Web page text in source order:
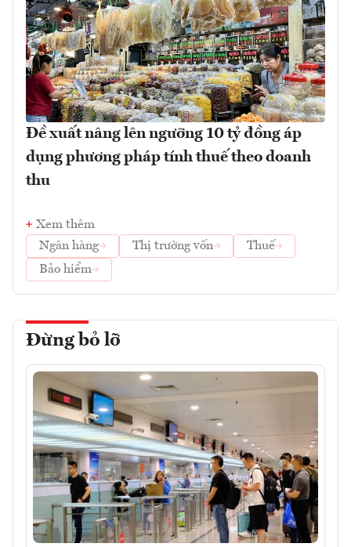
Đề xuất nâng lên ngưỡng 10 tỷ đồng áp
dụng phương pháp tính thuế theo doanh
thu
Xem thêm
Ngân hàng
Thị trường vốn
Thuế
Bảo hiểm
Đừng bỏ lỡ